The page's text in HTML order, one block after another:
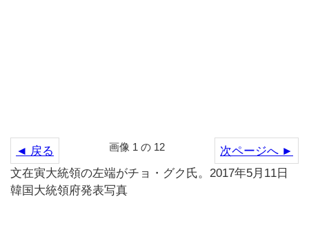
◄ 戻る 次ページへ ►
画像 1 の 12
文在寅大統領の左端がチョ・グク氏。2017年5月11日
韓国大統領府発表写真